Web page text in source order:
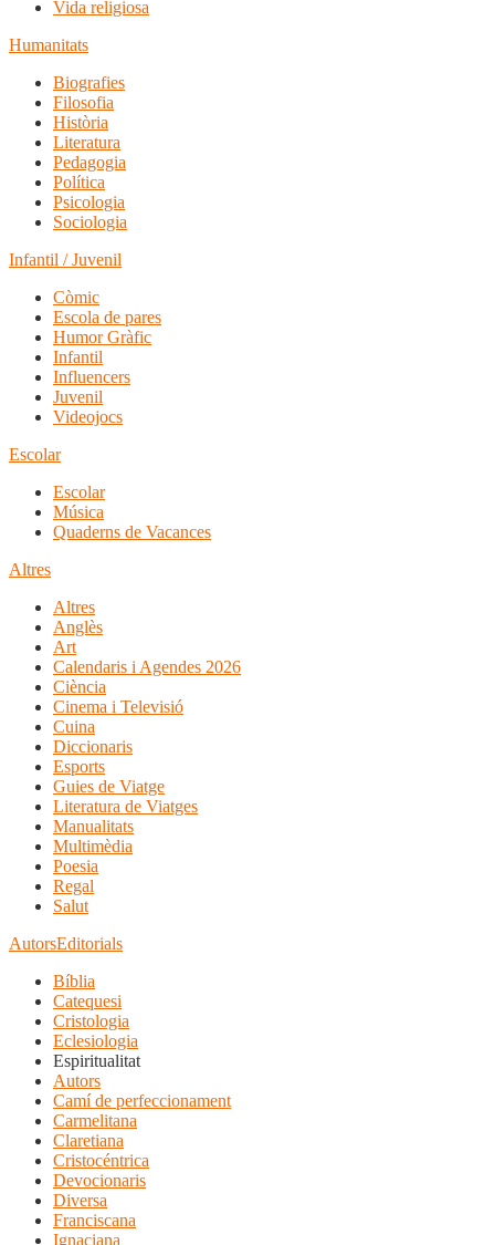
Vida religiosa
Humanitats
Biografies
Filosofia
Història
Literatura
Pedagogia
Política
Psicologia
Sociologia
Infantil / Juvenil
Còmic
Escola de pares
Humor Gràfic
Infantil
Influencers
Juvenil
Videojocs
Escolar
Escolar
Música
Quaderns de Vacances
Altres
Altres
Anglès
Art
Calendaris i Agendes 2026
Ciència
Cinema i Televisió
Cuina
Diccionaris
Esports
Guies de Viatge
Literatura de Viatges
Manualitats
Multimèdia
Poesia
Regal
Salut
AutorsEditorials
Bíblia
Catequesi
Cristologia
Eclesiologia
Espiritualitat
Autors
Camí de perfeccionament
Carmelitana
Claretiana
Cristocéntrica
Devocionaris
Diversa
Franciscana
Ignaciana